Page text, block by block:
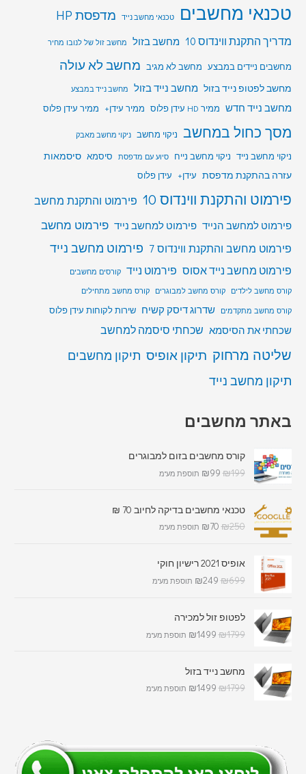
טכנאי מחשבים טכנאי מחשב נייד מדפסת HP
מדריך התקנת ווינדוס 10 מחשב בזול מחשב זול של לנובו מחיר
מחשבים ניידים במבצע מחשב לא מגיב מחשב לא עולה
מחשב לפטופ נייד בזול מחשב נייד בזול מחשב נייד במבצע
מחשב נייד חדש ממיר HD עידן פלוס ממיר עידן+ ממיר עידן פלוס
מסך כחול במחשב ניקוי מחשב ניקוי מחשב מאבק
ניקוי מחשב נייד ניקוי מחשב נייח סיוע עם מדפסת סיסמא סיסמאות
עזרה בהתקנת מדפסת עידן+ עידן פלוס
פירמוט והתקנת ווינדוס 10 פירמוט והתקנת מחשב
פירמוט למחשב הנייד פירמוט למחשב נייד פירמוט מחשב
פירמוט מחשב והתקנת ווינדוס 7
פירמוט מחשב נייד
פירמוט מחשב נייד אסוס פירמוט נייד קורסים מחשבים
קורס מחשב לילדים
קורס מחשב למבוגרים
קורס מחשב מתחילים
קורס מחשב מתקדמים
שדרוג דיסק קשיח שירות לקוחות עידן פלוס
שכחתי את הסיסמא שכחתי סיסמה למחשב
שליטה מרחוק תיקון אופיס תיקון מחשבים
תיקון מחשב נייד
באתר מחשבים
קורס מחשבים בזום למבוגרים
₪199
₪99 תוספת מע"מ
טכנאי מחשבים בדיקה לחיוב 70 ₪
₪250
₪70 תוספת מע"מ
אופיס 2021 רישיון חוקי
₪699
₪249 תוספת מע"מ
לפטופ זול למכירה
₪1799
₪1499 תוספת מע"מ
מחשב נייד בזול
₪1799
₪1499 תוספת מע"מ